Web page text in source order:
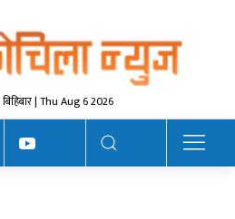
बिहिबार | Thu Aug 6 2026